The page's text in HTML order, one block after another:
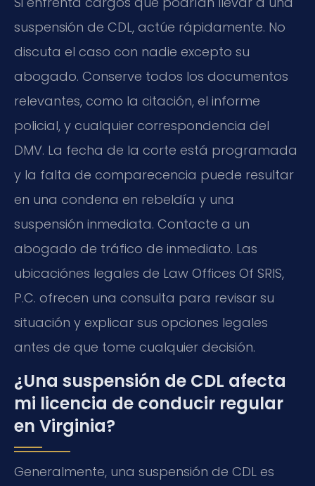
suspensión de CDL, actúe rápidamente. No
discuta el caso con nadie excepto su
abogado. Conserve todos los documentos
relevantes, como la citación, el informe
policial, y cualquier correspondencia del
DMV. La fecha de la corte está programada
y la falta de comparecencia puede resultar
en una condena en rebeldía y una
suspensión inmediata. Contacte a un
abogado de tráfico de inmediato. Las
ubicaciónes legales de Law Offices Of SRIS,
P.C. ofrecen una consulta para revisar su
situación y explicar sus opciones legales
antes de que tome cualquier decisión.
¿Una suspensión de CDL afecta
mi licencia de conducir regular
en Virginia?
Generalmente, una suspensión de CDL es